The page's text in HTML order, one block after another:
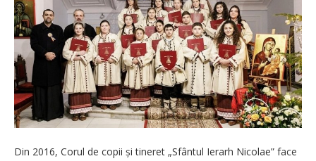
Din 2016, Corul de copii și tineret „Sfântul Ierarh Nicolae” face